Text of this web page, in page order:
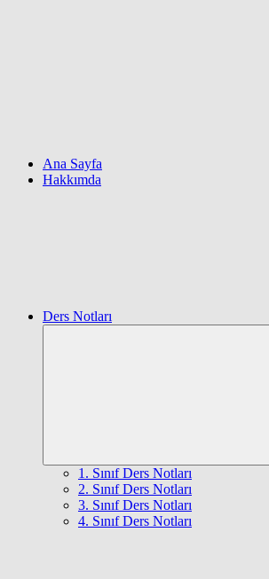
Ana Sayfa
Hakkımda
Ders Notları
1. Sınıf Ders Notları
2. Sınıf Ders Notları
3. Sınıf Ders Notları
4. Sınıf Ders Notları